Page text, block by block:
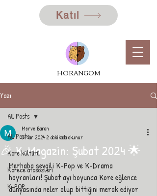
HORANGOM
Katıl
Yazı
All Posts
Kore kültürü
Korece atasözleri
K-POP
All Posts
🎉 K-Magazin: Şubat 2024 🌟
Merve Baran
3 Mar 20242 dakikada okunur
Merhaba sevgili K-Pop ve K-Drama
hayranları! Şubat ayı boyunca Kore eğlence
dünyasında neler olup bittiğini merak ediyor